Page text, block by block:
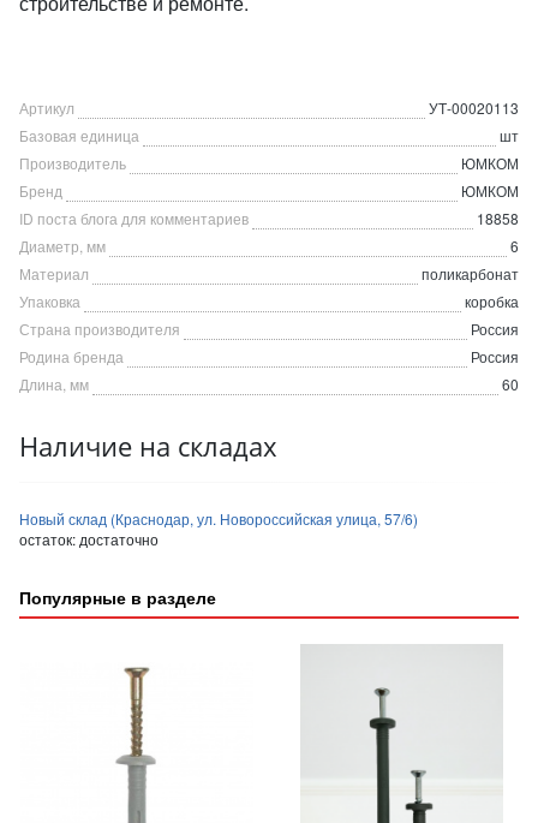
Артикул
УТ-00020113
Базовая единица
шт
Производитель
ЮМКОМ
Бренд
ЮМКОМ
ID поста блога для комментариев
18858
Диаметр, мм
6
Материал
поликарбонат
Упаковка
коробка
Страна производителя
Россия
Родина бренда
Россия
Длина, мм
60
Наличие на складах
Новый склад (Краснодар, ул. Новороссийская улица, 57/6)
остаток: достаточно
Популярные в разделе